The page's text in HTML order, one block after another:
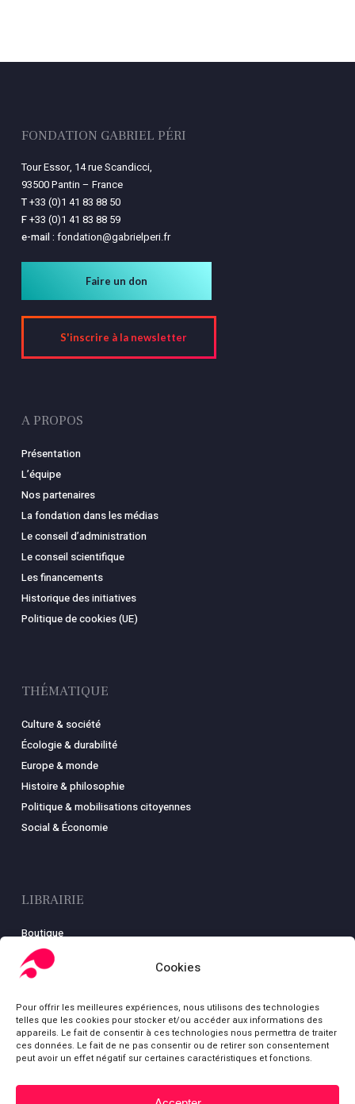
Cookies
Pour offrir les meilleures expériences, nous utilisons des technologies
telles que les cookies pour stocker et/ou accéder aux informations des
appareils. Le fait de consentir à ces technologies nous permettra de traiter
ces données. Le fait de ne pas consentir ou de retirer son consentement
peut avoir un effet négatif sur certaines caractéristiques et fonctions.
FONDATION GABRIEL PÉRI
Tour Essor, 14 rue Scandicci,
93500 Pantin – France
T+33 (0)1 41 83 88 50
F+33 (0)1 41 83 88 59
e-mail : fondation@gabrielperi.fr
Faire un don
S'inscrire à la newsletter
A PROPOS
Présentation
L’équipe
Nos partenaires
La fondation dans les médias
Le conseil d’administration
Le conseil scientifique
Les financements
Historique des initiatives
Politique de cookies (UE)
THÉMATIQUE
Culture & société
Écologie & durabilité
Europe & monde
Histoire & philosophie
Politique & mobilisations citoyennes
Social & Économie
LIBRAIRIE
Boutique
Carte
Mon compte
Mentions légales